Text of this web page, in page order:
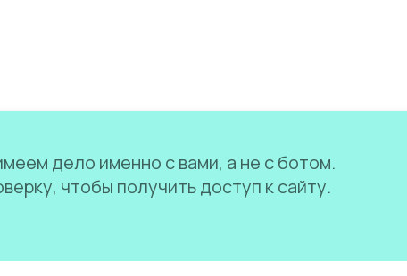
дело именно с вами, а не с ботом.
чтобы получить доступ к сайту.